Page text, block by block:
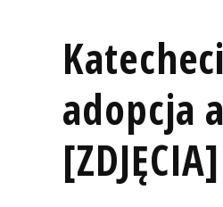
adopcja
[ZDJĘCIA]